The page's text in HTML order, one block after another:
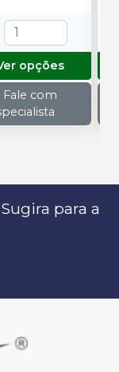
opções
Fale com
Sugira para a